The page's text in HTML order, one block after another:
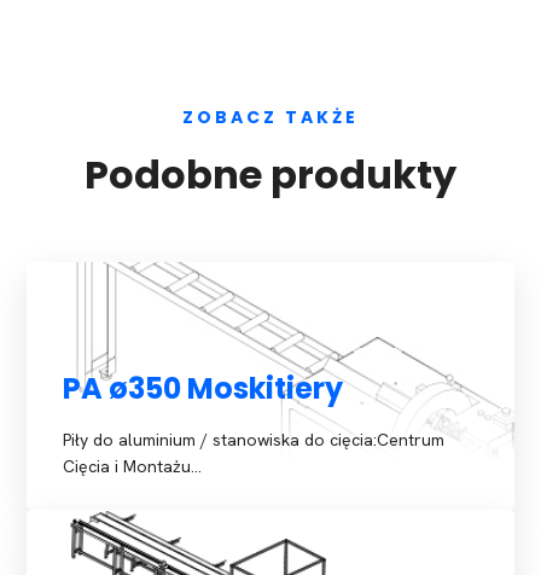
ZOBACZ TAKŻE
Podobne produkty
PA ø350 Moskitiery
Piły do aluminium / stanowiska do cięcia:Centrum
Cięcia i Montażu…